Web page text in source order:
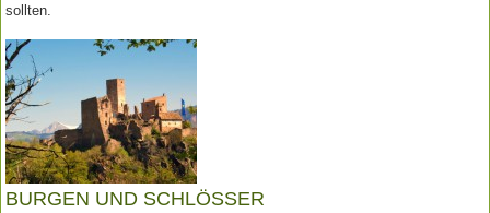
sollten.
BURGEN UND SCHLÖSSER